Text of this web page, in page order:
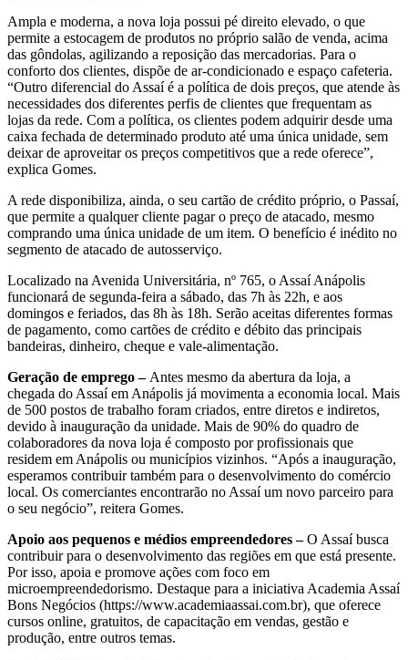
Ampla e moderna, a nova loja possui pé direito elevado, o que
permite a estocagem de produtos no próprio salão de venda, acima
das gôndolas, agilizando a reposição das mercadorias. Para o
conforto dos clientes, dispõe de ar-condicionado e espaço cafeteria.
“Outro diferencial do Assaí é a política de dois preços, que atende às
necessidades dos diferentes perfis de clientes que frequentam as
lojas da rede. Com a política, os clientes podem adquirir desde uma
caixa fechada de determinado produto até uma única unidade, sem
deixar de aproveitar os preços competitivos que a rede oferece”,
explica Gomes.
A rede disponibiliza, ainda, o seu cartão de crédito próprio, o Passaí,
que permite a qualquer cliente pagar o preço de atacado, mesmo
comprando uma única unidade de um item. O benefício é inédito no
segmento de atacado de autosserviço.
Localizado na Avenida Universitária, nº 765, o Assaí Anápolis
funcionará de segunda-feira a sábado, das 7h às 22h, e aos
domingos e feriados, das 8h às 18h. Serão aceitas diferentes formas
de pagamento, como cartões de crédito e débito das principais
bandeiras, dinheiro, cheque e vale-alimentação.
Geração de emprego – Antes mesmo da abertura da loja, a
chegada do Assaí em Anápolis já movimenta a economia local. Mais
de 500 postos de trabalho foram criados, entre diretos e indiretos,
devido à inauguração da unidade. Mais de 90% do quadro de
colaboradores da nova loja é composto por profissionais que
residem em Anápolis ou municípios vizinhos. “Após a inauguração,
esperamos contribuir também para o desenvolvimento do comércio
local. Os comerciantes encontrarão no Assaí um novo parceiro para
o seu negócio”, reitera Gomes.
Apoio aos pequenos e médios empreendedores –O Assaí busca
contribuir para o desenvolvimento das regiões em que está presente.
Por isso, apoia e promove ações com foco em
microempreendedorismo. Destaque para a iniciativa Academia Assaí
Bons Negócios (https://www.academiaassai.com.br), que oferece
cursos online, gratuitos, de capacitação em vendas, gestão e
produção, entre outros temas.